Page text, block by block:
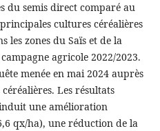
du semis direct comparé au
cultures céréalières
les zones du Saïs et de la
agricole 2022/2023.
menée en mai 2024 auprès
Les résultats
une amélioration
qx/ha), une réduction de la